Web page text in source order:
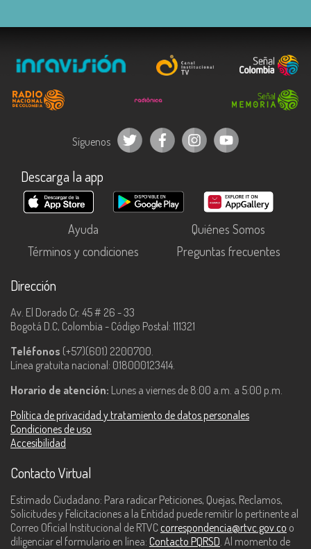
Síguenos
Descarga la app
Ayuda
Quiénes Somos
Términos y condiciones
Preguntas frecuentes
Dirección
Av. El Dorado Cr. 45 # 26 - 33
Bogotá D.C, Colombia - Código Postal: 111321
Teléfonos (+57)(601) 2200700.
Línea gratuita nacional: 018000123414.
Horario de atención: Lunes a viernes de 8:00 a.m. a 5:00 p.m.
Política de privacidad y tratamiento de datos personales
Condiciones de uso
Accesibilidad
Contacto Virtual
Estimado Ciudadano: Para radicar Peticiones, Quejas, Reclamos,
Solicitudes y Felicitaciones a la Entidad puede remitir lo pertinente al
Correo Oficial Institucional de RTVC correspondencia@rtvc.gov.co o
diligenciar el formulario en línea: Contacto PQRSD. Al momento de